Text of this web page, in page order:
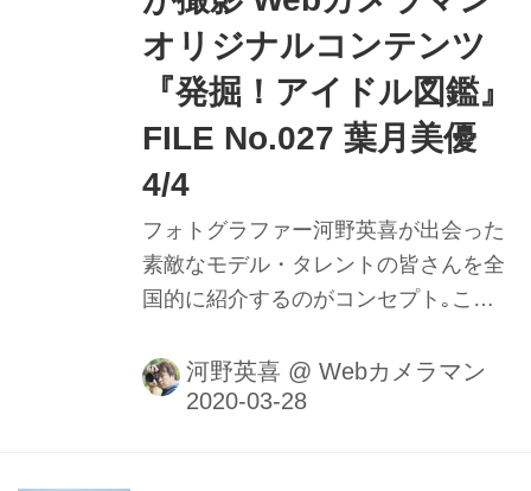
オリジナルコンテンツ
『発掘！アイドル図鑑』
FILE No.027 葉月美優
4/4
フォトグラファー河野英喜が出会った
素敵なモデル・タレントの皆さんを全
国的に紹介するのがコンセプト｡ここ
インダー内の様子を垣間見ることがで
きるのはもちろん､週替わりの撮影小
河野英喜 @ Webカメラマン